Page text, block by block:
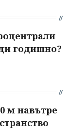
годишно?
м навътре